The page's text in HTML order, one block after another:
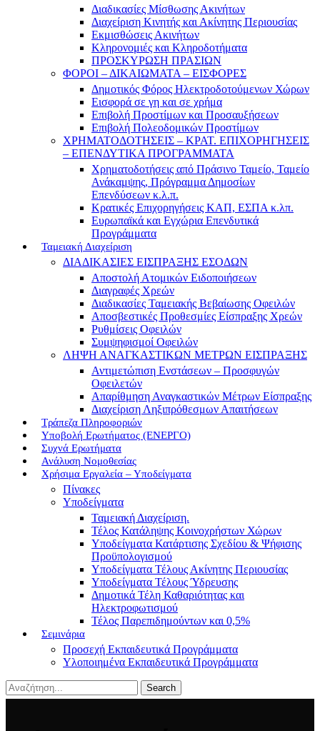
Διαδικασίες Μίσθωσης Ακινήτων
Διαχείριση Κινητής και Ακίνητης Περιουσίας
Εκμισθώσεις Ακινήτων
Κληρονομιές και Κληροδοτήματα
ΠΡΟΣΚΥΡΩΣΗ ΠΡΑΣΙΩΝ
ΦΟΡΟΙ – ΔΙΚΑΙΩΜΑΤΑ – ΕΙΣΦΟΡΕΣ
Δημοτικός Φόρος Ηλεκτροδοτούμενων Χώρων
Εισφορά σε γη και σε χρήμα
Επιβολή Προστίμων και Προσαυξήσεων
Επιβολή Πολεοδομικών Προστίμων
ΧΡΗΜΑΤΟΔΟΤΗΣΕΙΣ – ΚΡΑΤ. ΕΠΙΧΟΡΗΓΗΣΕΙΣ
– ΕΠΕΝΔΥΤΙΚΑ ΠΡΟΓΡΑΜΜΑΤΑ
Χρηματοδοτήσεις από Πράσινο Ταμείο, Ταμείο
Ανάκαμψης, Πρόγραμμα Δημοσίων
Επενδύσεων κ.λ.π.
Κρατικές Επιχορηγήσεις ΚΑΠ, ΕΣΠΑ κ.λπ.
Ευρωπαϊκά και Εγχώρια Επενδυτικά
Προγράμματα
Ταμειακή Διαχείριση
ΔΙΑΔΙΚΑΣΙΕΣ ΕΙΣΠΡΑΞΗΣ ΕΣΟΔΩΝ
Αποστολή Ατομικών Ειδοποιήσεων
Διαγραφές Χρεών
Διαδικασίες Ταμειακής Βεβαίωσης Οφειλών
Αποσβεστικές Προθεσμίες Είσπραξης Χρεών
Ρυθμίσεις Οφειλών
Συμψηφισμοί Οφειλών
ΛΗΨΗ ΑΝΑΓΚΑΣΤΙΚΩΝ ΜΕΤΡΩΝ ΕΙΣΠΡΑΞΗΣ
Αντιμετώπιση Ενστάσεων – Προσφυγών
Οφειλετών
Απαρίθμηση Αναγκαστικών Μέτρων Είσπραξης
Διαχείριση Ληξιπρόθεσμων Απαιτήσεων
Τράπεζα Πληροφοριών
Υποβολή Ερωτήματος (ΕΝΕΡΓΟ)
Συχνά Ερωτήματα
Ανάλυση Νομοθεσίας
Χρήσιμα Εργαλεία – Υποδείγματα
Πίνακες
Υποδείγματα
Ταμειακή Διαχείριση.
Τέλος Κατάληψης Κοινοχρήστων Χώρων
Υποδείγματα Κατάρτισης Σχεδίου & Ψήφισης
Προϋπολογισμού
Υποδείγματα Τέλους Ακίνητης Περιουσίας
Υποδείγματα Τέλους Ύδρευσης
Δημοτικά Τέλη Καθαριότητας και
Ηλεκτροφωτισμού
Τέλος Παρεπιδημούντων και 0,5%
Σεμινάρια
Προσεχή Εκπαιδευτικά Προγράμματα
Υλοποιημένα Εκπαιδευτικά Προγράμματα
Search